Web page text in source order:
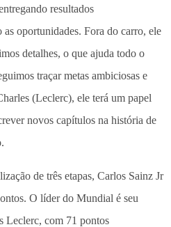
resultados
oportunidades. Fora do carro, ele
detalhes, o que ajuda todo o
traçar metas ambiciosas e
(Leclerc), ele terá um papel
novos capítulos na história de
de três etapas, Carlos Sainz Jr
O líder do Mundial é seu
Leclerc, com 71 pontos